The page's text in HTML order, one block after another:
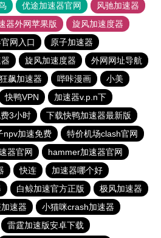
优途加速器官网
风驰加速器
器外网苹果版
旋风加速度器
网入口
原子加速器
旋风加速度器
外网网址导航
狂飙加速器 哔咔漫画
小美
快鸭VPN
加速器v.p.n下
3小时
下载快鸭加速器最新版
npv加速免费
特价机场clash官网
器官网
hammer加速器官网
快连
加速器哪个好
白鲸加速官方正版
极风加速器
速器
小猫咪crash加速器
雷霆加速版安卓下载